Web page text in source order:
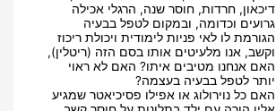
דיכאון, חרדות, חוסר שנה, הרגלי אכילה
גרועים וכדומה, ובמקום לטפל בבעיה
הגורמת לו לאי פניות לימודית ויכולת ריכוז
וקשב, אנו מלעיטים אותו בסם הזה (ריטלין),
האם אנחנו מטיבים איתו? האם לא ראוי
יותר לטפל בבעיה בעצמה?
האם כל נוירולוג או אפילו פסיכיאטר שמגיע